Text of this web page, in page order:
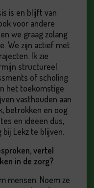
is en blijft van
voor andere
we graag zolang
We zijn actief met
Ik zie
structureel
of scholing
het toekomstige
vasthouden aan
betrokken en oog
en ideeën dus,
Lekz te blijven.
vertel
in de zorg?
mensen. Noem ze